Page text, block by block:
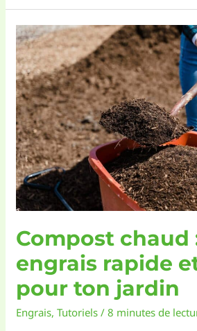
à
goutte
ou
goutte
à
goutte
:
quelle
est
la
meilleure
solution
ton
?
Compost chaud
engrais rapide
pour ton jardin
Engrais,Tutoriels /8 minutes de